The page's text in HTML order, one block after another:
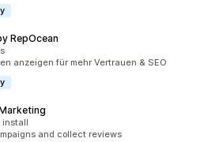
RepOcean
anzeigen für mehr Vertrauen & SEO
install
and collect reviews